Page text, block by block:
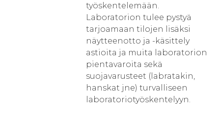
työskentelemään.
Laboratorion tulee pystyä
tarjoamaan tilojen lisäksi
näytteenotto ja -käsittely
astioita ja muita laboratorion
pientavaroita sekä
suojavarusteet (labratakin,
hanskat jne) turvalliseen
laboratoriotyöskentelyyn.